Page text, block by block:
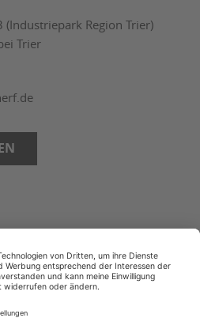
(Industriepark Region Trier)
Trier
AGB